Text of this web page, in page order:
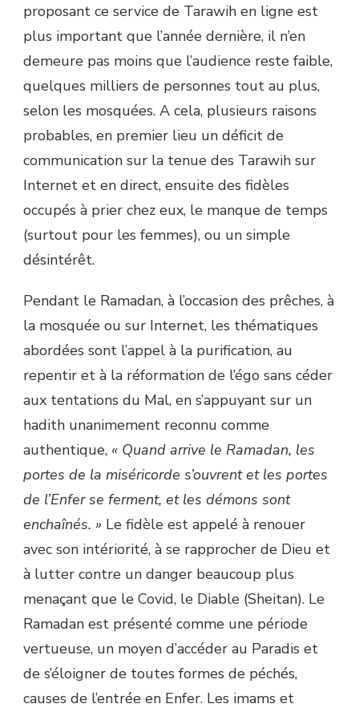
proposant ce service de Tarawih en ligne est
plus important que l’année dernière, il n’en
demeure pas moins que l’audience reste faible,
quelques milliers de personnes tout au plus,
selon les mosquées. A cela, plusieurs raisons
probables, en premier lieu un déficit de
communication sur la tenue des Tarawih sur
Internet et en direct, ensuite des fidèles
occupés à prier chez eux, le manque de temps
(surtout pour les femmes), ou un simple
désintérêt.
Pendant le Ramadan, à l’occasion des prêches, à
la mosquée ou sur Internet, les thématiques
abordées sont l’appel à la purification, au
repentir et à la réformation de l’égo sans céder
aux tentations du Mal, en s’appuyant sur un
hadith unanimement reconnu comme
authentique, « Quand arrive le Ramadan, les
portes de la miséricorde s’ouvrent et les portes
de l’Enfer se ferment, et les démons sont
enchaînés. » Le fidèle est appelé à renouer
avec son intériorité, à se rapprocher de Dieu et
à lutter contre un danger beaucoup plus
menaçant que le Covid, le Diable (Sheitan). Le
Ramadan est présenté comme une période
vertueuse, un moyen d’accéder au Paradis et
de s’éloigner de toutes formes de péchés,
causes de l’entrée en Enfer. Les imams et